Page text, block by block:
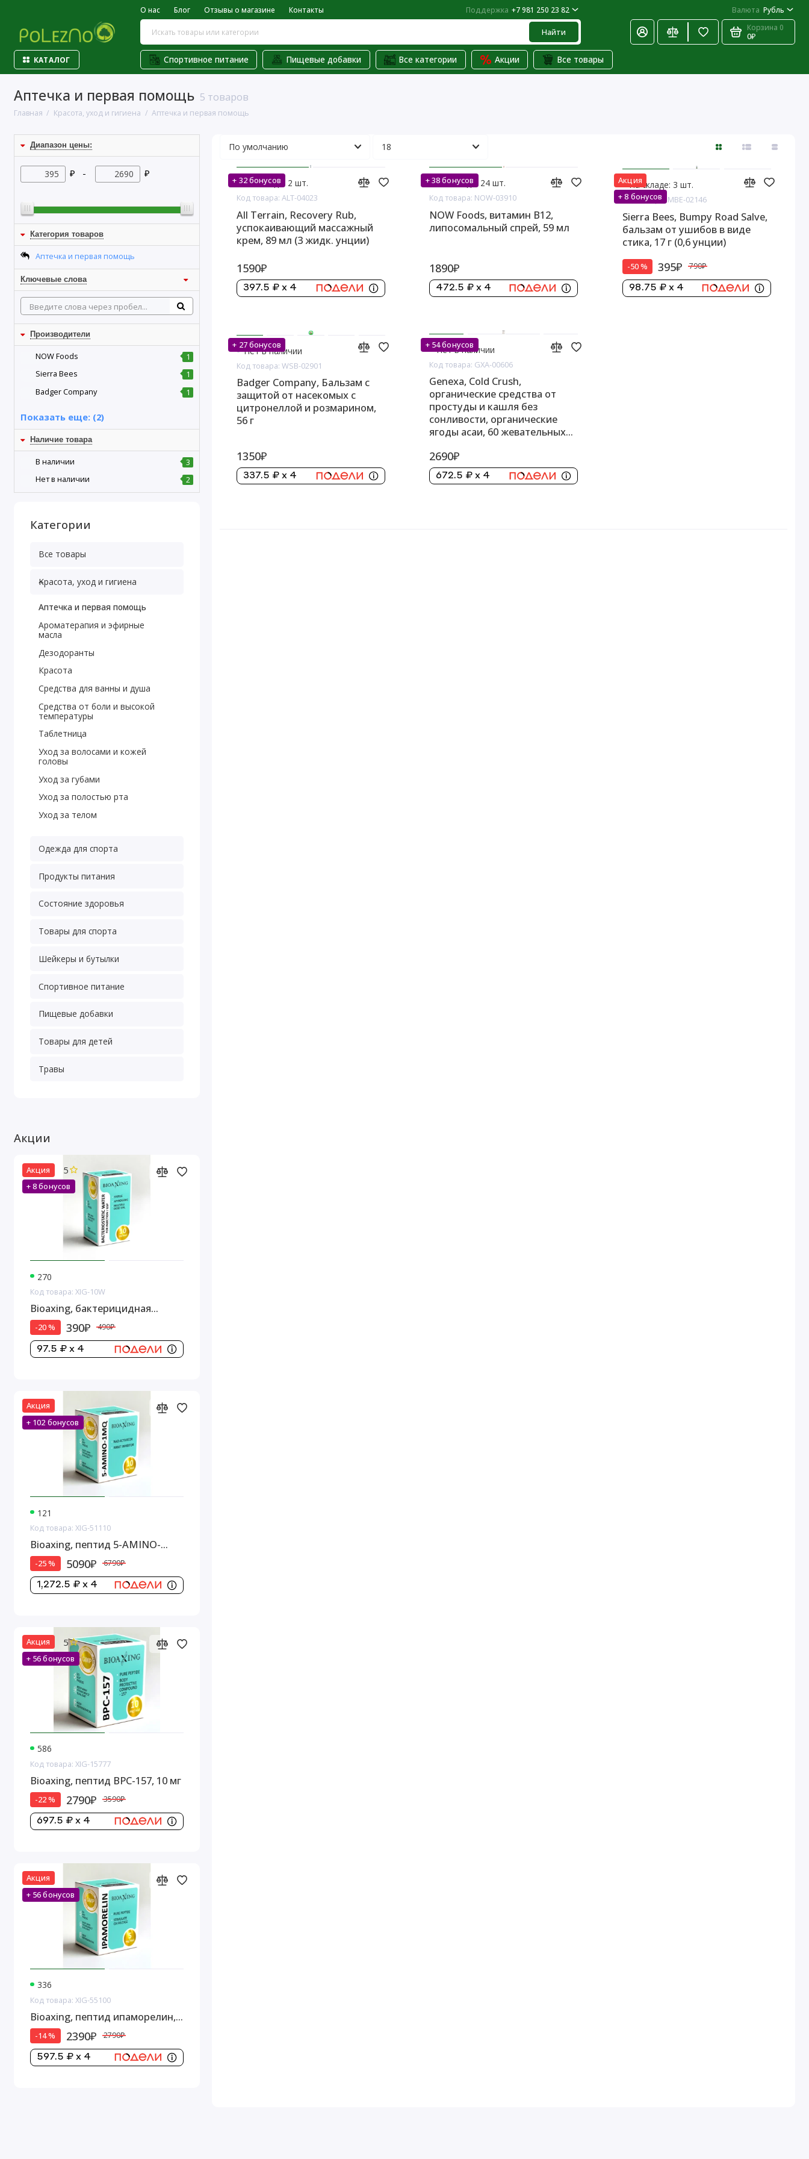
О нас Блог Отзывы о магазине Контакты Поддержка +7 981 250 23 82 Валюта Рубль
Найти Корзина 0
0₽
КАТАЛОГ Спортивное питание Пищевые добавки Все категории Акции Все товары
Аптечка и первая помощь 5 товаров
Главная Красота, уход и гигиена Аптечка и первая помощь
Диапазон цены:
₽ - ₽
Категория товаров
Аптечка и первая помощь
Ключевые слова
Производители
NOW Foods
1
Sierra Bees
1
Badger Company
1
Показать еще: (2)
Наличие товара
В наличии
3
Нет в наличии
2
Категории
Все товары
Красота, уход и гигиена
Аптечка и первая помощь
Ароматерапия и эфирные
масла
Дезодоранты
Красота
Средства для ванны и душа
Средства от боли и высокой
температуры
Таблетница
Уход за волосами и кожей
головы
Уход за губами
Уход за полостью рта
Уход за телом
Одежда для спорта
Продукты питания
Состояние здоровья
Товары для спорта
Шейкеры и бутылки
Спортивное питание
Пищевые добавки
Товары для детей
Травы
Акции
Акция
+ 8 бонусов
5
270
Код товара: XIG-10W
Bioaxing, бактерицидная
вода,1 стеклянный флакон, 10
мл
-20 % 390₽ 490₽
97.5 ₽ x 4
Акция
+ 102 бонусов
121
Код товара: XIG-51110
Bioaxing, пептид 5-AMINO-
1MQ, 10 мг
-25 % 5090₽ 6790₽
1,272.5 ₽ x 4
Акция
+ 56 бонусов
5
586
Код товара: XIG-15777
Bioaxing, пептид BPC-157, 10 мг
-22 % 2790₽ 3590₽
697.5 ₽ x 4
Акция
+ 56 бонусов
336
Код товара: XIG-55100
Bioaxing, пептид ипаморелин,
5 мг
-14 % 2390₽ 2790₽
597.5 ₽ x 4
+ 32 бонусов
На складе: 2 шт.
Код товара: ALT-04023
All Terrain, Recovery Rub,
успокаивающий массажный
крем, 89 мл (3 жидк. унции)
1590₽
397.5 ₽ x 4
+ 38 бонусов
На складе: 24 шт.
Код товара: NOW-03910
NOW Foods, витамин B12,
липосомальный спрей, 59 мл
1890₽
472.5 ₽ x 4
Акция
+ 8 бонусов
На складе: 3 шт.
Код товара: MBE-02146
Sierra Bees, Bumpy Road Salve,
бальзам от ушибов в виде
стика, 17 г (0,6 унции)
-50 % 395₽ 790₽
98.75 ₽ x 4
+ 27 бонусов
Нет в наличии
Код товара: WSB-02901
Badger Company, Бальзам с
защитой от насекомых с
цитронеллой и розмарином,
56 г
1350₽
337.5 ₽ x 4
+ 54 бонусов
Нет в наличии
Код товара: GXA-00606
Genexa, Cold Crush,
органические средства от
простуды и кашля без
сонливости, органические
ягоды асаи, 60 жевательных
2690₽
672.5 ₽ x 4